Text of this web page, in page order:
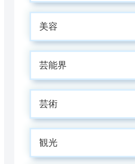
美容
芸能界
芸術
観光